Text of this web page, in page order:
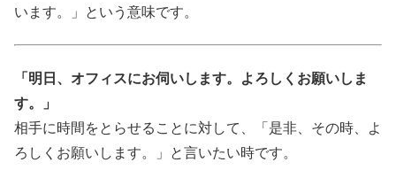
います。」という意味です。
「明日、オフィスにお伺いします。よろしくお願いしま
す。」
相手に時間をとらせることに対して、「是非、その時、よ
ろしくお願いします。」と言いたい時です。